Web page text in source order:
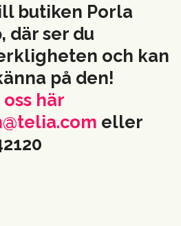
butiken Porla
där ser du
och kan
på den!
här
eller